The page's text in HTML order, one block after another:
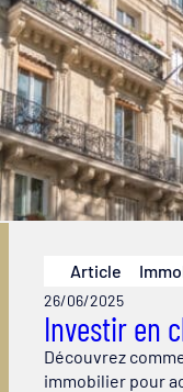
Article
26/06/2025
Investir en
Découvrez
immobilier pour